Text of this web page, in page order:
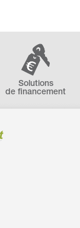
Solutions
de financement